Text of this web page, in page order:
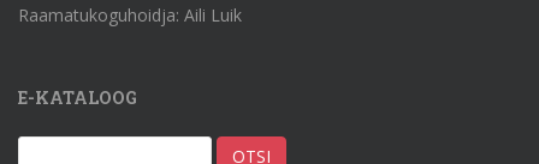
Raamatukoguhoidja: Aili Luik
E-KATALOOG